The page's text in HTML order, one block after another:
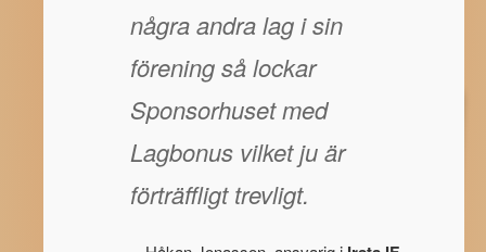
några andra lag i sin
förening så lockar
Sponsorhuset med
Lagbonus vilket ju är
förträffligt trevligt.